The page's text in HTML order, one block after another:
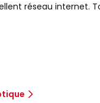
réseau internet.